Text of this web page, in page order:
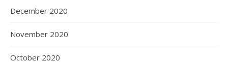
December 2020
November 2020
October 2020